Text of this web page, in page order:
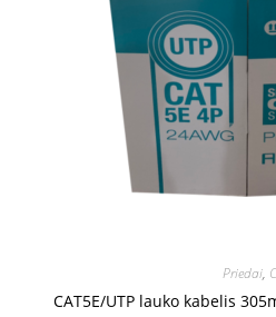
Priedai, C
CAT5E/UTP lauko kabelis